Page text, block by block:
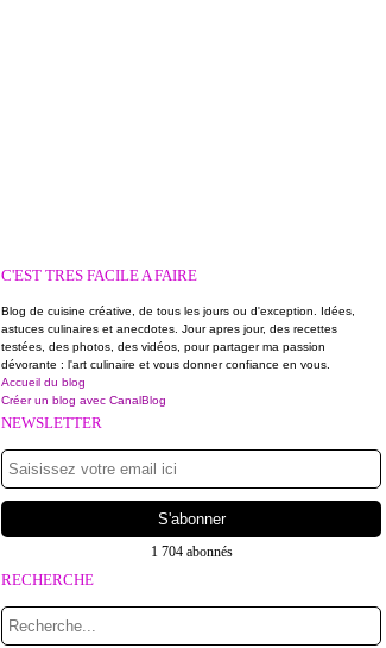
C'EST TRES FACILE A FAIRE
Blog de cuisine créative, de tous les jours ou d'exception. Idées,
astuces culinaires et anecdotes. Jour apres jour, des recettes
testées, des photos, des vidéos, pour partager ma passion
dévorante : l'art culinaire et vous donner confiance en vous.
Accueil du blog
Créer un blog avec CanalBlog
NEWSLETTER
1 704 abonnés
RECHERCHE